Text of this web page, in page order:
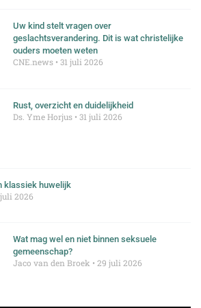
Uw kind stelt vragen over
geslachtsverandering. Dit is wat christelijke
ouders moeten weten
CNE.news 31 juli 2026
Rust, overzicht en duidelijkheid
Ds. Yme Horjus 31 juli 2026
klassiek huwelijk
2026
Wat mag wel en niet binnen seksuele
gemeenschap?
Jaco van den Broek 29 juli 2026